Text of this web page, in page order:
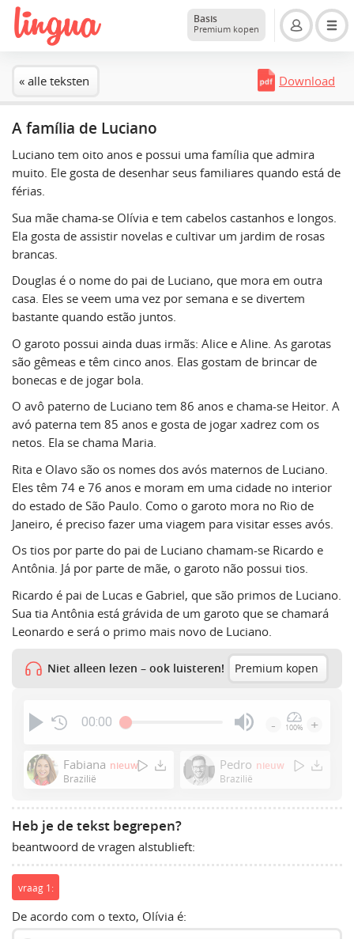
Basis
Premium kopen
« alle teksten Download
A família de Luciano
Luciano tem oito anos e possui uma família que admira
muito. Ele gosta de desenhar seus familiares quando está de
férias.
Sua mãe chama-se Olívia e tem cabelos castanhos e longos.
Ela gosta de assistir novelas e cultivar um jardim de rosas
brancas.
Douglas é o nome do pai de Luciano, que mora em outra
casa. Eles se veem uma vez por semana e se divertem
bastante quando estão juntos.
O garoto possui ainda duas irmãs: Alice e Aline. As garotas
são gêmeas e têm cinco anos. Elas gostam de brincar de
bonecas e de jogar bola.
O avô paterno de Luciano tem 86 anos e chama-se Heitor. A
avó paterna tem 85 anos e gosta de jogar xadrez com os
netos. Ela se chama Maria.
Rita e Olavo são os nomes dos avós maternos de Luciano.
Eles têm 74 e 76 anos e moram em uma cidade no interior
do estado de São Paulo. Como o garoto mora no Rio de
Janeiro, é preciso fazer uma viagem para visitar esses avós.
Os tios por parte do pai de Luciano chamam-se Ricardo e
Antônia. Já por parte de mãe, o garoto não possui tios.
Ricardo é pai de Lucas e Gabriel, que são primos de Luciano.
Sua tia Antônia está grávida de um garoto que se chamará
Leonardo e será o primo mais novo de Luciano.
Niet alleen lezen – ook luisteren! Premium kopen
00:00
Enter
or
- 100% +
Fabiana nieuw
Brazilië
Pedro nieuw
Brazilië
Heb je de tekst begrepen?
beantwoord de vragen alstublieft:
vraag 1:
De acordo com o texto, Olívia é: